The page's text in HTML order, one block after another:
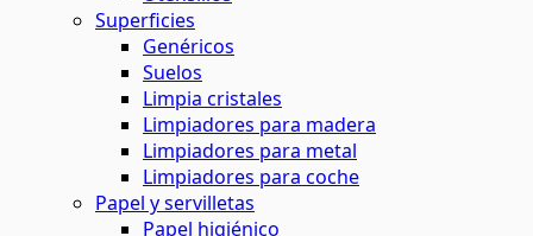
Superficies
Genéricos
Suelos
Limpia cristales
Limpiadores para madera
Limpiadores para metal
Limpiadores para coche
Papel y servilletas
Papel higiénico